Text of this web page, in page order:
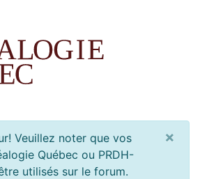
Veuillez noter que vos
Québec ou PRDH-
utilisés sur le forum.
×